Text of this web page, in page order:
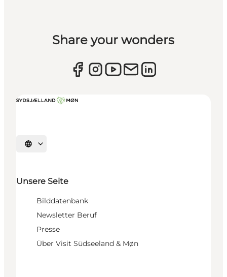
Share your wonders
Sprache auswählen
Unsere Seite
Bilddatenbank
Newsletter Beruf
Presse
Über Visit Südseeland & Møn